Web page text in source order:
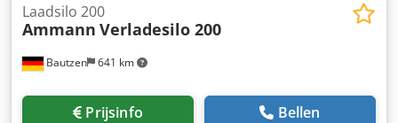
Bautzen 641 km
Laadsilo 200
Ammann Verladesilo 200
Prijsinfo Bellen